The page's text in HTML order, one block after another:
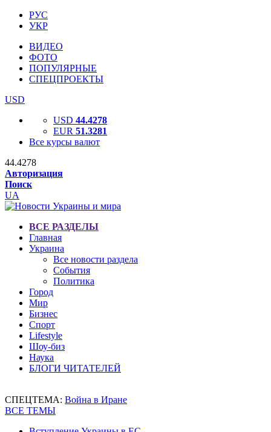
РУС
УКР
ВИДЕО
ФОТО
ПОПУЛЯРНЫЕ
СПЕЦПРОЕКТЫ
USD
USD 44.4278
EUR 51.3281
Все курсы валют
44.4278
Авторизация
Поиск
UA
ВСЕ РАЗДЕЛЫ
Главная
Украина
Все новости раздела
События
Политика
Город
Мир
Бизнес
Спорт
Lifestyle
Шоу-биз
Наука
БЛОГИ ЧИТАТЕЛЕЙ
СПЕЦТЕМА: Война в Иране
ВСЕ ТЕМЫ